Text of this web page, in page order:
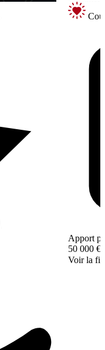
Apport
50 000 €
Voir la